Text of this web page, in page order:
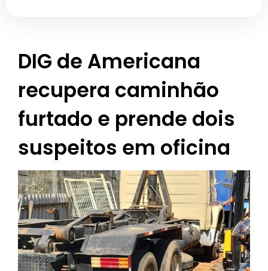
DIG de Americana
recupera caminhão
furtado e prende dois
suspeitos em oficina